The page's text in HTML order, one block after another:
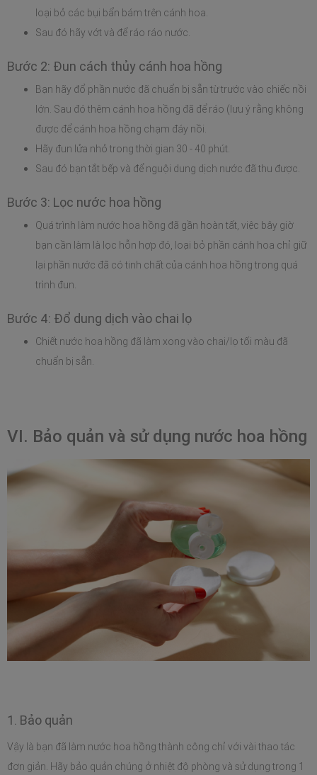
loại bỏ các bụi bẩn bám trên cánh hoa.
Sau đó hãy vớt và để ráo ráo nước.
Bước 2: Đun cách thủy cánh hoa hồng
Bạn hãy đổ phần nước đã chuẩn bị sẵn từ trước vào chiếc nồi
lớn. Sau đó thêm cánh hoa hồng đã để ráo (lưu ý rằng không
được để cánh hoa hồng chạm đáy nồi.
Hãy đun lửa nhỏ trong thời gian 30 - 40 phút.
Sau đó bạn tắt bếp và để nguội dung dịch nước đã thu được.
Bước 3: Lọc nước hoa hồng
Quá trình làm nước hoa hồng đã gần hoàn tất, việc bây giờ
bạn cần làm là lọc hỗn hợp đó, loại bỏ phần cánh hoa chỉ giữ
lại phần nước đã có tinh chất của cánh hoa hồng trong quá
trình đun.
Bước 4: Đổ dung dịch vào chai lọ
Chiết nước hoa hồng đã làm xong vào chai/lọ tối màu đã
chuẩn bị sẵn.
VI. Bảo quản và sử dụng nước hoa hồng
1. Bảo quản
Vậy là bạn đã làm nước hoa hồng thành công chỉ với vài thao tác
đơn giản. Hãy bảo quản chúng ở nhiệt độ phòng và sử dụng trong 1